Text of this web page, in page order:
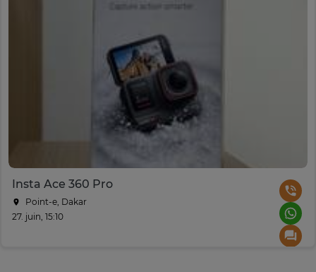
Insta Ace 360 Pro
Point-e, Dakar
27. juin, 15:10